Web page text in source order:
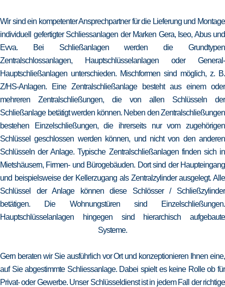
Wir sind ein kompetenter Ansprechpartner für die Lieferung und Montage
individuell gefertigter Schliessanlagen der Marken Gera, Iseo, Abus und
Evva. Bei Schließanlagen werden die Grundtypen
Zentralschlossanlagen, Hauptschlüsselanlagen oder General-
Hauptschließanlagen unterschieden. Mischformen sind möglich, z. B.
Z/HS-Anlagen. Eine Zentralschließanlage besteht aus einem oder
mehreren Zentralschließungen, die von allen Schlüsseln der
Schließanlage betätigt werden können. Neben den Zentralschließungen
bestehen Einzelschließungen, die ihrerseits nur vom zugehörigen
Schlüssel geschlossen werden können, und nicht von den anderen
Schlüsseln der Anlage. Typische Zentralschließanlagen finden sich in
Mietshäusern, Firmen- und Bürogebäuden. Dort sind der Haupteingang
und beispielsweise der Kellerzugang als Zentralzylinder ausgelegt. Alle
Schlüssel der Anlage können diese Schlösser / Schließzylinder
betätigen. Die Wohnungstüren sind Einzelschließungen.
Hauptschlüsselanlagen hingegen sind hierarchisch aufgebaute
Systeme.
Gern beraten wir Sie ausführlich vor Ort und konzeptionieren Ihnen eine,
auf Sie abgestimmte Schliessanlage. Dabei spielt es keine Rolle ob für
Privat- oder Gewerbe. Unser Schlüsseldienst ist in jedem Fall der richtige